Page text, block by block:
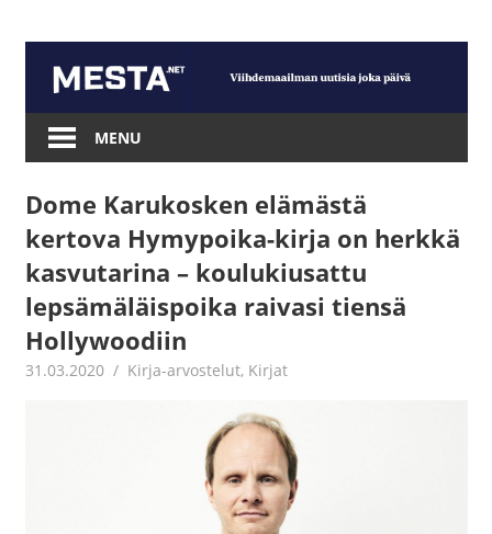
content
Mesta.net
MENU
Dome Karukosken elämästä
kertova Hymypoika-kirja on herkkä
kasvutarina – koulukiusattu
lepsämäläispoika raivasi tiensä
Hollywoodiin
31.03.2020 Jouni Hirn
Kirja-arvostelut, Kirjat